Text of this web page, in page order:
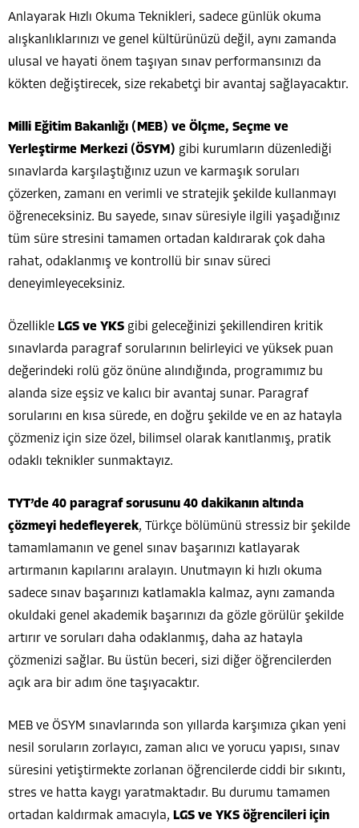
Anlayarak Hızlı Okuma Teknikleri, sadece günlük okuma
alışkanlıklarınızı ve genel kültürünüzü değil, aynı zamanda
ulusal ve hayati önem taşıyan sınav performansınızı da
kökten değiştirecek, size rekabetçi bir avantaj sağlayacaktır.
Milli Eğitim Bakanlığı (MEB) ve Ölçme, Seçme ve
Yerleştirme Merkezi (ÖSYM) gibi kurumların düzenlediği
sınavlarda karşılaştığınız uzun ve karmaşık soruları
çözerken, zamanı en verimli ve stratejik şekilde kullanmayı
öğreneceksiniz. Bu sayede, sınav süresiyle ilgili yaşadığınız
tüm süre stresini tamamen ortadan kaldırarak çok daha
rahat, odaklanmış ve kontrollü bir sınav süreci
deneyimleyeceksiniz.
Özellikle LGS ve YKS gibi geleceğinizi şekillendiren kritik
sınavlarda paragraf sorularının belirleyici ve yüksek puan
değerindeki rolü göz önüne alındığında, programımız bu
alanda size eşsiz ve kalıcı bir avantaj sunar. Paragraf
sorularını en kısa sürede, en doğru şekilde ve en az hatayla
çözmeniz için size özel, bilimsel olarak kanıtlanmış, pratik
odaklı teknikler sunmaktayız.
TYT’de 40 paragraf sorusunu 40 dakikanın altında
çözmeyi hedefleyerek, Türkçe bölümünü stressiz bir şekilde
tamamlamanın ve genel sınav başarınızı katlayarak
artırmanın kapılarını aralayın. Unutmayın ki hızlı okuma
sadece sınav başarınızı katlamakla kalmaz, aynı zamanda
okuldaki genel akademik başarınızı da gözle görülür şekilde
artırır ve soruları daha odaklanmış, daha az hatayla
çözmenizi sağlar. Bu üstün beceri, sizi diğer öğrencilerden
açık ara bir adım öne taşıyacaktır.
MEB ve ÖSYM sınavlarında son yıllarda karşımıza çıkan yeni
nesil soruların zorlayıcı, zaman alıcı ve yorucu yapısı, sınav
süresini yetiştirmekte zorlanan öğrencilerde ciddi bir sıkıntı,
stres ve hatta kaygı yaratmaktadır. Bu durumu tamamen
ortadan kaldırmak amacıyla, LGS ve YKS öğrencileri için